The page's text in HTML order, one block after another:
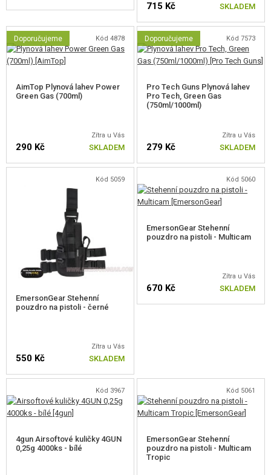
715 Kč SKLADEM
Doporučujeme Kód 4878
AimTop Plynová lahev Power
Green Gas (700ml)
Zítra u Vás
290 Kč SKLADEM
Doporučujeme Kód 7573
Pro Tech Guns Plynová lahev
Pro Tech, Green Gas
(750ml/1000ml)
Zítra u Vás
279 Kč SKLADEM
Kód 5059
EmersonGear Stehenní
pouzdro na pistoli - černé
Zítra u Vás
550 Kč SKLADEM
Kód 5060
EmersonGear Stehenní
pouzdro na pistoli - Multicam
Zítra u Vás
670 Kč SKLADEM
Kód 3967
4gun Airsoftové kuličky 4GUN
0,25g 4000ks - bílé
Kód 5061
EmersonGear Stehenní
pouzdro na pistoli - Multicam
Tropic